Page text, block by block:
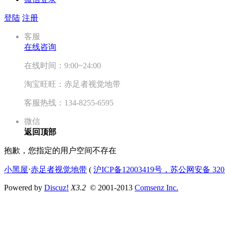
登陆 注册
客服
在线咨询
在线时间：9:00~24:00
淘宝旺旺：赤足者视觉地带
客服热线：134-8255-6595
微信
返回顶部
抱歉，您指定的用户空间不存在
小黑屋⋅赤足者视觉地带 ( 沪ICP备12003419号，苏公网安备
Powered by Discuz! X3.2 © 2001-2013 Comsenz Inc.